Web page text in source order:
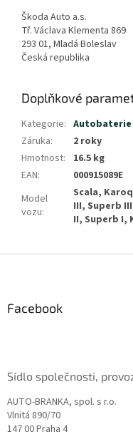
Škoda Auto a.s.
Tř. Václava Klementa 869
293 01, Mladá Boleslav
Česká republika
Doplňkové
Kategorie: Autobaterie
Záruka:
2 roky
Hmotnost:
16.5 kg
EAN:
000915089E
Model
vozu:
Scala,
III, Superb
II, Superb I,
Facebook
Sídlo společnosti,
AUTO-BRANKA, spol. s r.o.
Vlnitá 890/70
147 00 Praha 4